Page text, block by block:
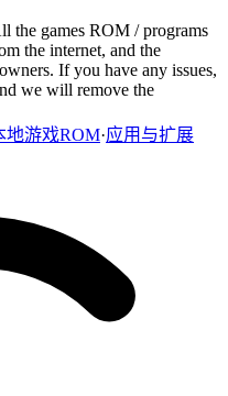
games ROM / programs
the internet, and the
If you have any issues,
we will remove the
地游戏ROM·应用与扩展